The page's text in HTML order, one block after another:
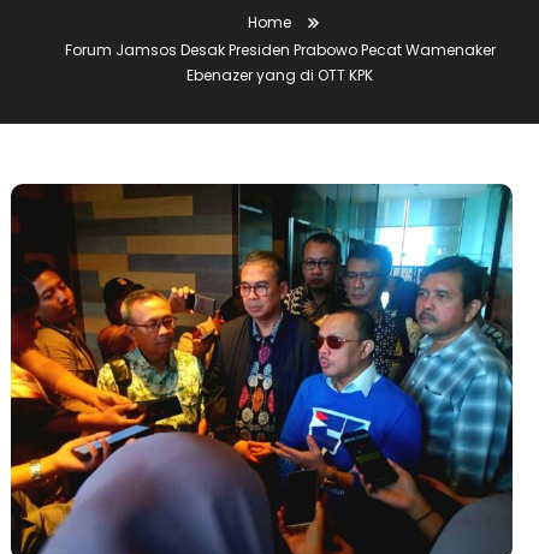
Home
Forum Jamsos Desak Presiden Prabowo Pecat Wamenaker
Ebenazer yang di OTT KPK